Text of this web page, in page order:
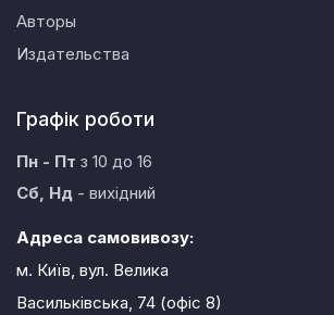
Авторы
Издательства
Графік роботи
Пн - Пт з 10 до 16
Сб, Нд - вихідний
Адреса самовивозу:
м. Київ, вул. Велика
Васильківська, 74 (офіс 8)